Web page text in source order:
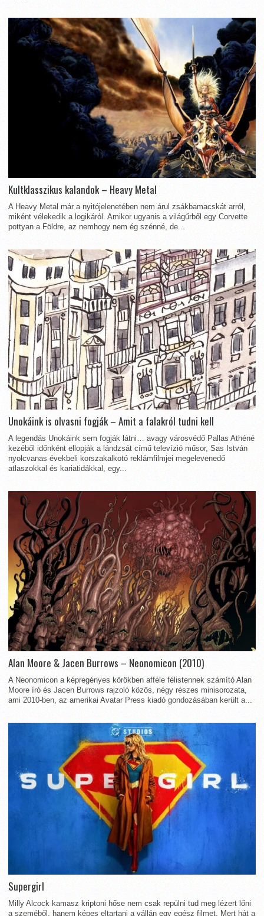
Kultklasszikus kalandok – Heavy Metal
A Heavy Metal már a nyitójelenetében nem árul zsákbamacskát arról,
miként vélekedik a logikáról. Amikor ugyanis a világűrből egy Corvette
pottyan a Földre, az nemhogy nem ég szénné, de...
Unokáink is olvasni fogják – Amit a falakról tudni kell
A legendás Unokáink sem fogják látni… avagy városvédő Pallas Athéné
kezéből időnként ellopják a lándzsát című televízió műsor, Sas István
nyolcvanas évekbeli korszakalkotó reklámfilmjei megelevenedő
atlaszokkal és kariatidákkal, egy...
Alan Moore & Jacen Burrows – Neonomicon (2010)
A Neonomicon a képregényes körökben afféle félistennek számító Alan
Moore író és Jacen Burrows rajzoló közös, négy részes minisorozata,
ami 2010-ben, az amerikai Avatar Press kiadó gondozásában került a...
Supergirl
Milly Alcock kamasz kriptoni hőse nem csak repülni tud meg lézert lőni
a szeméből, hanem képes eltartani a vállán egy egész filmet. Mert hát a